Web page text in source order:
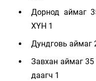
Дорнод аймаг
ХҮН 1
Дундговь аймаг
Завхан аймаг
даагч 1